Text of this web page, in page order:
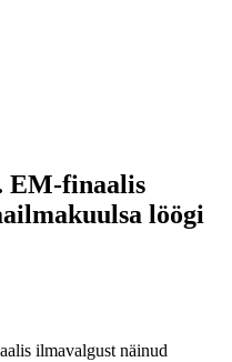
EM-finaalis
löögi
ilmavalgust näinud